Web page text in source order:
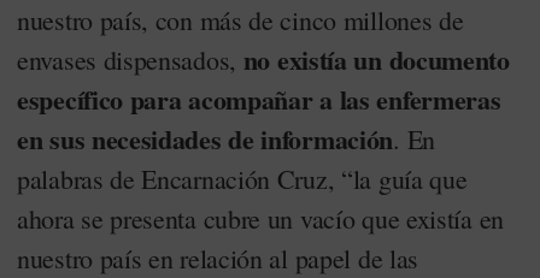
nuestro país, con más de cinco millones de
envases dispensados, no existía un documento
específico para acompañar a las enfermeras
en sus necesidades de información. En
palabras de Encarnación Cruz, “la guía que
ahora se presenta cubre un vacío que existía en
nuestro país en relación al papel de las